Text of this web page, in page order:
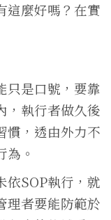
這麼好嗎？在實
只是口號，要靠
，執行者做久後
慣，透由外力不
。
依SOP執行，就
理者要能防範於